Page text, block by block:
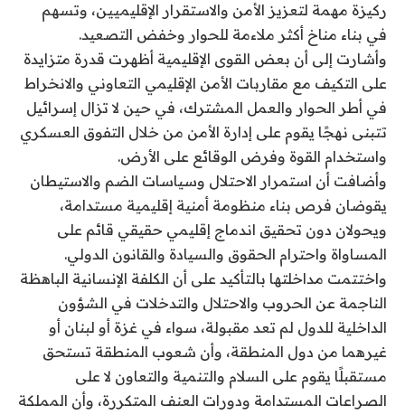
ركيزة مهمة لتعزيز الأمن والاستقرار الإقليميين، وتسهم
في بناء مناخ أكثر ملاءمة للحوار وخفض التصعيد.
وأشارت إلى أن بعض القوى الإقليمية أظهرت قدرة متزايدة
على التكيف مع مقاربات الأمن الإقليمي التعاوني والانخراط
في أطر الحوار والعمل المشترك، في حين لا تزال إسرائيل
تتبنى نهجًا يقوم على إدارة الأمن من خلال التفوق العسكري
واستخدام القوة وفرض الوقائع على الأرض.
وأضافت أن استمرار الاحتلال وسياسات الضم والاستيطان
يقوضان فرص بناء منظومة أمنية إقليمية مستدامة،
ويحولان دون تحقيق اندماج إقليمي حقيقي قائم على
المساواة واحترام الحقوق والسيادة والقانون الدولي.
واختتمت مداخلتها بالتأكيد على أن الكلفة الإنسانية الباهظة
الناجمة عن الحروب والاحتلال والتدخلات في الشؤون
الداخلية للدول لم تعد مقبولة، سواء في غزة أو لبنان أو
غيرهما من دول المنطقة، وأن شعوب المنطقة تستحق
مستقبلًا يقوم على السلام والتنمية والتعاون لا على
الصراعات المستدامة ودورات العنف المتكررة، وأن المملكة